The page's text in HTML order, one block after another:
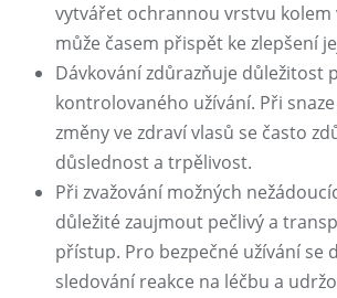
vytvářet ochrannou vrstvu kolem
může časem přispět ke zlepšení
Dávkování zdůrazňuje důležitost
kontrolovaného užívání. Při
změny ve zdraví vlasů se často
důslednost a trpělivost.
Při zvažování možných
důležité zaujmout pečlivý a
přístup. Pro bezpečné užívání se
sledování reakce na léčbu a